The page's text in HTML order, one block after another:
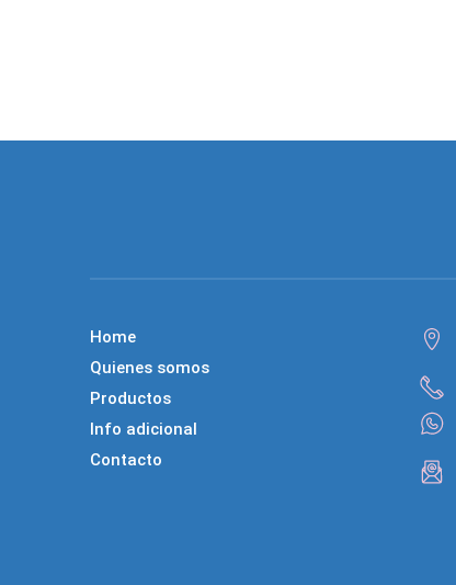
Home
Quienes somos
Productos
Info adicional
Contacto